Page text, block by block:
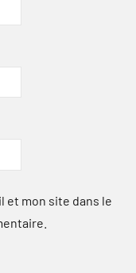
et mon site dans le